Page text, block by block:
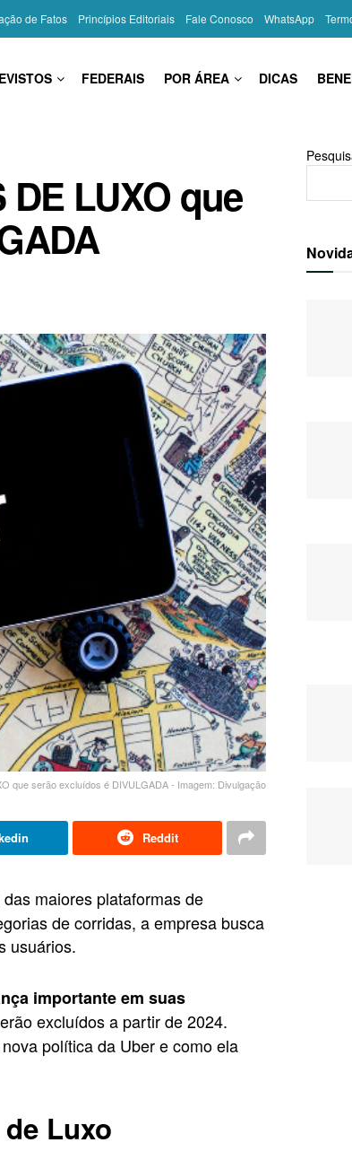
de Fatos Princípios Editoriais Fale Conosco WhatsApp
FEDERAIS POR ÁREA DICAS
LUXO que
que serão excluídos é DIVULGADA - Imagem: Divulgação
Reddit
maiores plataformas de
de corridas, a empresa busca
usuários.
importante em suas
excluídos a partir de 2024.
política da Uber e como ela
Luxo